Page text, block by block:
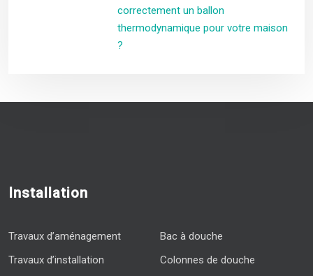
correctement un ballon
thermodynamique pour votre maison
?
Installation
Travaux d’aménagement
Travaux d’installation
Bac à douche
Colonnes de douche